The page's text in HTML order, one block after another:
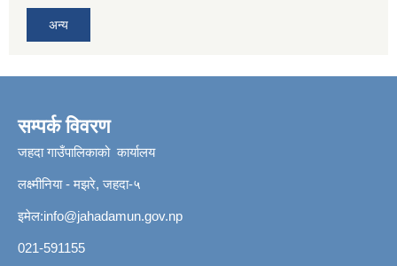
अन्य
सम्पर्क विवरण
जहदा गाउँपालिकाको कार्यालय
लक्ष्मीनिया - मझरे, जहदा-५
इमेल:info@jahadamun.gov.np
021-591155